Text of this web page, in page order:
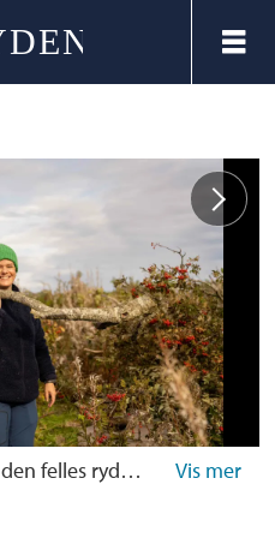
og Nordre Steinskjæret utenfor Espeland